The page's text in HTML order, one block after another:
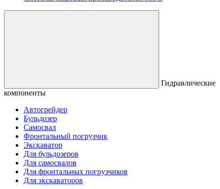
Гидравлические
компоненты
Автогрейдер
Бульдозер
Самосвал
Фронтальный погрузчик
Экскаватор
Для бульдозеров
Для самосвалов
Для фронтальных погрузчиков
Для экскаваторов